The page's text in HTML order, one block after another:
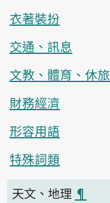
衣著裝扮
交通、訊息
文教、體育、休旅
財務經濟
形容用語
特殊詞類
天文、地理 ¶